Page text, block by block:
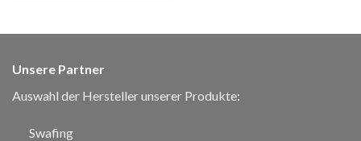
Unsere Partner
Auswahl der Hersteller unserer Produkte:
Swafing